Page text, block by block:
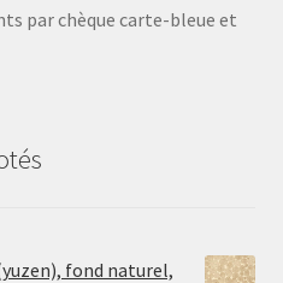
par chèque carte-bleue et
fond naturel,